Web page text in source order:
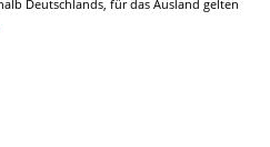
Deutschlands, für das Ausland gelten